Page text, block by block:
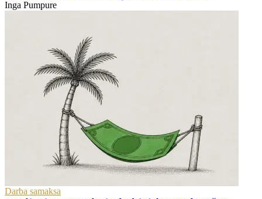
Inga Pumpure
Darba samaksa